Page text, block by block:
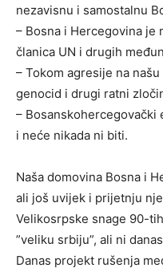
nezavisnu i samostalnu
– Bosna i Hercegovina je
članica UN i drugih
– Tokom agresije na
genocid i drugi ratni
– Bosanskohercegovački
i neće nikada ni biti.
Naša domovina Bosna i
ali još uvijek i prijetnju
Velikosrpske snage 90-
”veliku srbiju”, ali ni
Danas projekt rušenja